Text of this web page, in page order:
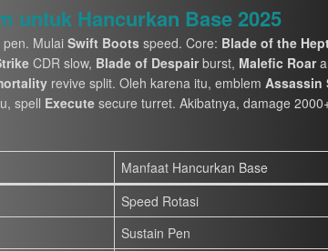
untuk Hancurkan Base 2025
pen. Mulai Swift Bootsspeed. Core: Blade of the
CDR slow, Blade of Despairburst, Malefic Roar
revive split. Oleh karena itu, emblem Assassin
spell Executesecure turret. Akibatnya, damage
Manfaat Hancurkan Base
Speed Rotasi
Sustain Pen